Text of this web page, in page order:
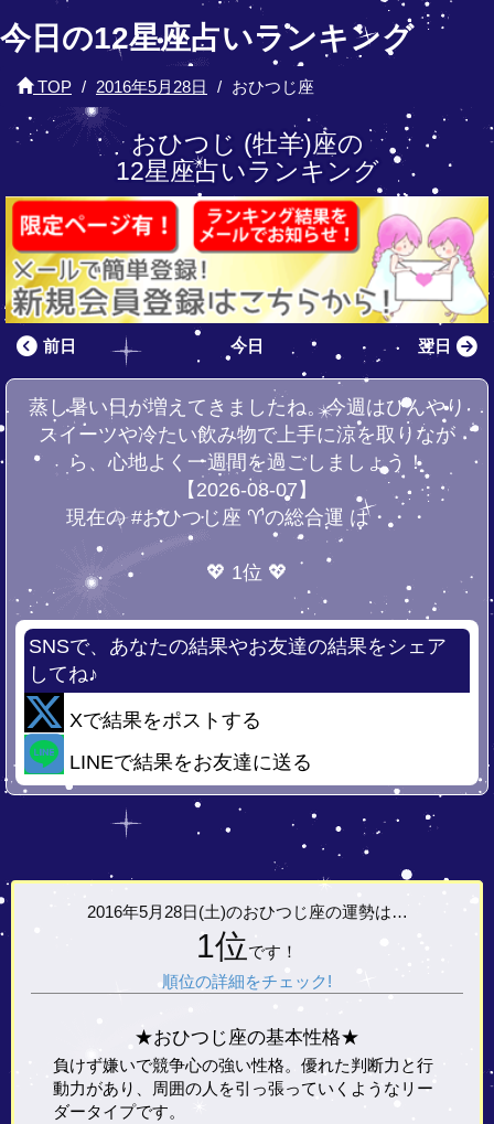
今日の12星座占いランキング
TOP 2016年5月28日 おひつじ座
おひつじ (牡羊)座の
12星座占いランキング
前日 今日 翌日
蒸し暑い日が増えてきましたね。今週はひんやり
スイーツや冷たい飲み物で上手に涼を取りなが
ら、心地よく一週間を過ごしましょう！
【2026-08-07】
現在の #おひつじ座 ♈の総合運 は・・・
💖 1位 💖
SNSで、あなたの結果やお友達の結果をシェア
してね♪
Xで結果をポストする
LINEで結果をお友達に送る
2016年5月28日(土)のおひつじ座の運勢は…
1位です！
順位の詳細をチェック!
★おひつじ座の基本性格★
負けず嫌いで競争心の強い性格。優れた判断力と行
動力があり、周囲の人を引っ張っていくようなリー
ダータイプです。